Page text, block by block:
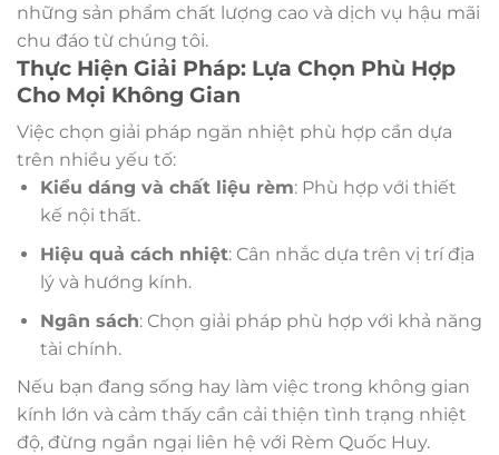
những sản phẩm chất lượng cao và dịch vụ hậu mãi
chu đáo từ chúng tôi.
Thực Hiện Giải Pháp: Lựa Chọn Phù Hợp
Cho Mọi Không Gian
Việc chọn giải pháp ngăn nhiệt phù hợp cần dựa
trên nhiều yếu tố:
Kiểu dáng và chất liệu rèm: Phù hợp với thiết
kế nội thất.
Hiệu quả cách nhiệt: Cân nhắc dựa trên vị trí địa
lý và hướng kính.
Ngân sách: Chọn giải pháp phù hợp với khả năng
tài chính.
Nếu bạn đang sống hay làm việc trong không gian
kính lớn và cảm thấy cần cải thiện tình trạng nhiệt
độ, đừng ngần ngại liên hệ với Rèm Quốc Huy.